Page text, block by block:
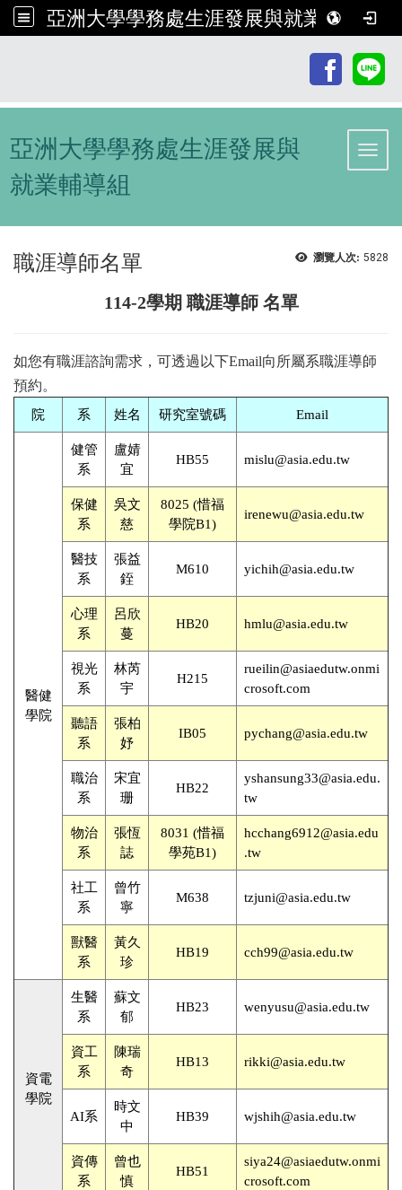
亞洲大學學務處生涯發展與就業輔導組
亞洲大學學務處生涯發展與
就業輔導組
瀏覽人次: 5828
職涯導師名單
114-2學期 職涯導師 名單
如您有職涯諮詢需求，可透過以下Email向所屬系職涯導師​​​​​​
預約。
院 系 姓名 研究室號碼 Email
醫健
學院
健管
系
盧婧
宜
HB55 mislu@asia.edu.tw
保健
系
吳文
慈
8025 (惜福
學院B1)
irenewu@asia.edu.tw
醫技
系
張益
銍
M610 yichih@asia.edu.tw
心理
系
呂欣
蔓
HB20 hmlu@asia.edu.tw
視光
系
林芮
宇
H215
rueilin@asiaedutw.onmi
crosoft.com
聽語
系
張柏
妤
IB05 pychang@asia.edu.tw
職治
系
宋宜
珊
HB22
yshansung33@asia.edu.
tw
物治
系
張恆
誌
8031 (惜福
學苑B1)
hcchang6912@asia.edu
.tw
社工
系
曾竹
寧
M638 tzjuni@asia.edu.tw
獸醫
系
黃久
珍
HB19 cch99@asia.edu.tw
資電
學院
生醫
系
蘇文
郁
HB23 wenyusu@asia.edu.tw
資工
系
陳瑞
奇
HB13 rikki@asia.edu.tw
AI系
時文
中
HB39 wjshih@asia.edu.tw
資傳
系
曾也
慎
HB51
siya24@asiaedutw.onmi
crosoft.com